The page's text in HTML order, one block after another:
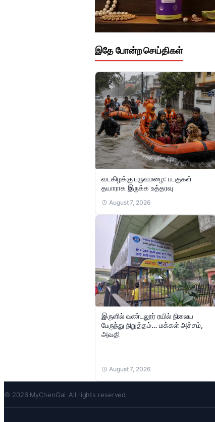
இதே போன்ற செய்திகள்
வடகிழக்கு பருவமழை: படகுகள்
தயாராக இருக்க உத்தரவு
August 7, 2026
இருளில் வண்டலூர் ரயில் நிலைய
பேருந்து நிறுத்தம்… மக்கள் அச்சம்,
அவதி
August 7, 2026
© 2026 MyChenGai. All rights reserved.